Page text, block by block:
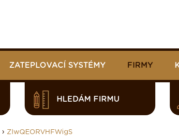
ZATEPLOVACÍ SYSTÉMY FIRMY
HLEDÁM FIRMU
› ZlwQEORVHFWigS